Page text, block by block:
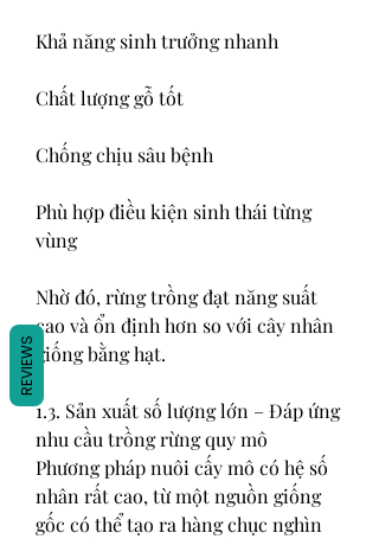
Khả năng sinh trưởng nhanh
Chất lượng gỗ tốt
Chống chịu sâu bệnh
Phù hợp điều kiện sinh thái từng
vùng
Nhờ đó, rừng trồng đạt năng suất
cao và ổn định hơn so với cây nhân
giống bằng hạt.
1.3. Sản xuất số lượng lớn – Đáp ứng
nhu cầu trồng rừng quy mô
Phương pháp nuôi cấy mô có hệ số
nhân rất cao, từ một nguồn giống
gốc có thể tạo ra hàng chục nghìn
REVIEWS